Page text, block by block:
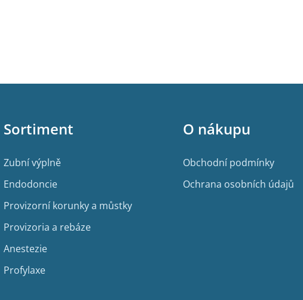
Sortiment
Zubní výplně
Endodoncie
Provizorní korunky a můstky
Provizoria a rebáze
Anestezie
Profylaxe
O nákupu
Obchodní podmínky
Ochrana osobních údajů